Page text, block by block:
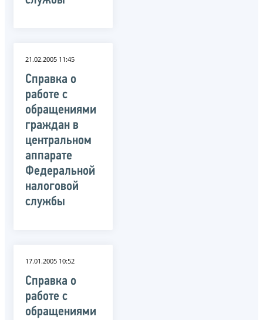
21.02.2005 11:45
Справка о
работе с
обращениями
граждан в
центральном
аппарате
Федеральной
налоговой
службы
17.01.2005 10:52
Справка о
работе с
обращениями